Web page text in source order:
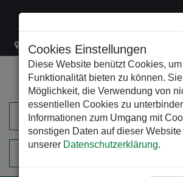
Cookies Einstellungen
Diese Website benützt Cookies,
Funktionalität bieten zu können.
Möglichkeit, die Verwendung von
essentiellen Cookies zu
Informationen zum Umgang mit
sonstigen Daten auf dieser
unserer Datenschutzerklärung.
Lacknergasse 78 +43/1/470 37 00